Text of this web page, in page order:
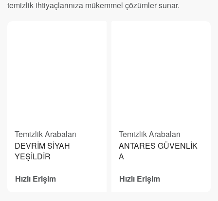
temizlik ihtiyaçlarınıza mükemmel çözümler sunar.
Temizlik Arabaları
DEVRİM SİYAH
YEŞİLDİR
Hızlı Erişim
Temizlik Arabaları
ANTARES GÜVENLİK
A
Hızlı Erişim